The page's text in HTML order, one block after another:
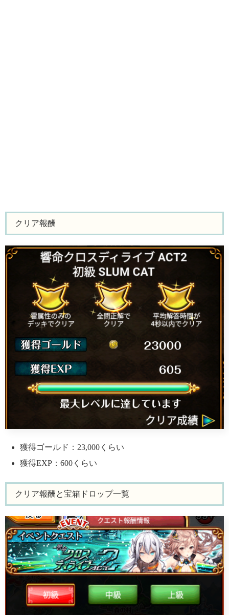
クリア報酬
獲得ゴールド：23,000くらい
獲得EXP：600くらい
クリア報酬と宝箱ドロップ一覧